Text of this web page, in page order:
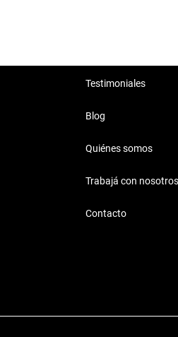
Testimoniales
Blog
Quiénes somos
Trabajá con nosotros
Contacto